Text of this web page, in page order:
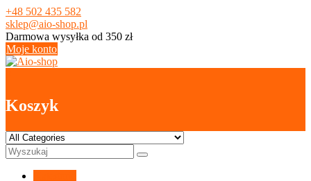
Skip
to
content
+48 502 435 582
sklep@aio-shop.pl
Darmowa wysyłka od 350 zł
Moje konto
Koszyk